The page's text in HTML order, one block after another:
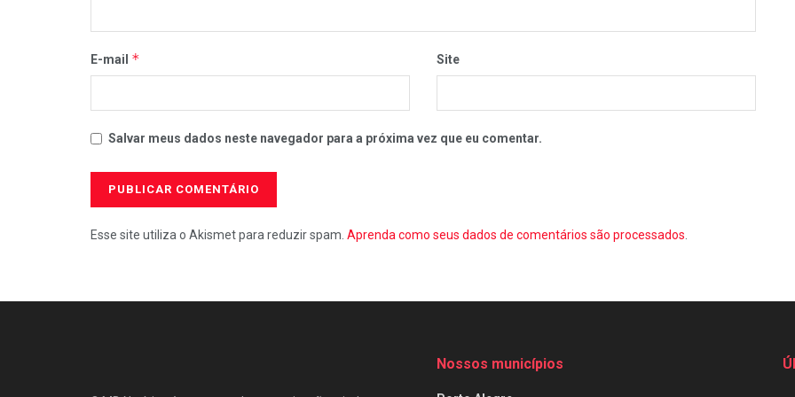
E-mail * Site
Salvar meus dados neste navegador para a próxima vez que eu comentar.
Esse site utiliza o Akismet para reduzir spam. Aprenda como seus dados de comentários são processados
Nossos municípios